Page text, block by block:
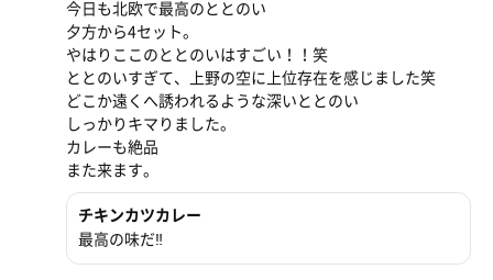
ラッコ飯
美味すぎる！！！！！！！！ （特に一口目）
ラッコ飯野菜マシ
初めて食べました。サウナ後にイイ‼️背脂は足さなくて
正解。
今日も北欧で最高のととのい
夕方から4セット。
やはりここのととのいはすごい！！笑
ととのいすぎて、上野の空に上位存在を感じました笑
どこか遠くへ誘われるような深いととのい
しっかりキマりました。
カレーも絶品
また来ます。
チキンカツカレー
最高の味だ‼️